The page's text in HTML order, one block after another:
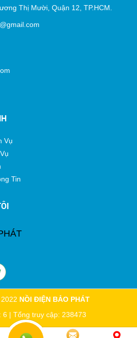
Thị Mười, Quận 12, TP.HCM.
Vụ
Tin
NỒI ĐIỆN BẢO PHÁT
6 | Tổng truy cập: 238473